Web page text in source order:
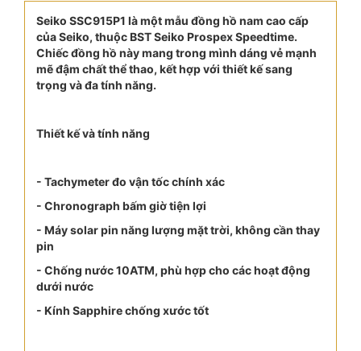
Seiko SSC915P1 là một mẫu đồng hồ nam cao cấp
của Seiko, thuộc BST Seiko Prospex Speedtime.
Chiếc đồng hồ này mang trong mình dáng vẻ mạnh
mẽ đậm chất thể thao, kết hợp với thiết kế sang
trọng và đa tính năng.
Thiết kế và tính năng
- Tachymeter đo vận tốc chính xác
- Chronograph bấm giờ tiện lợi
- Máy solar pin năng lượng mặt trời, không cần thay
pin
- Chống nước 10ATM, phù hợp cho các hoạt động
dưới nước
- Kính Sapphire chống xước tốt